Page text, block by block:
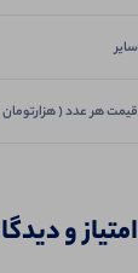
سایر
قیمت هر عدد (
امتیاز و